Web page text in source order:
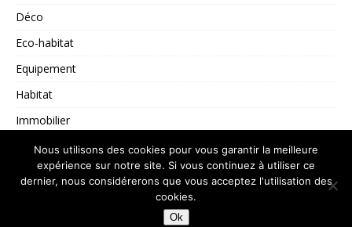
Déco
Eco-habitat
Equipement
Habitat
Immobilier
Non classé
Copyright © 2026 | Thème WordPress par
Nous utilisons des cookies pour vous garantir la meilleure
expérience sur notre site. Si vous continuez à utiliser ce
dernier, nous considérerons que vous acceptez l'utilisation des
cookies.
Ok